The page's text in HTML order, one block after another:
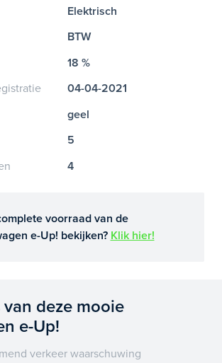
Elektrisch
BTW
18 %
04-04-2021
geel
5
4
voorraad van de
e-Up! bekijken? Klik hier!
deze mooie
e-Up!
verkeer waarschuwing